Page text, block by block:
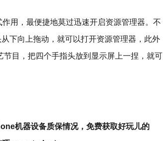
用，最便捷地莫过迅速开启资源管理器。不
下向上拖动，就可以打开资源管理器，此外
目，把四个手指头放到显示屏上一捏，就可
机器设备质保情况，免费获取好玩儿的